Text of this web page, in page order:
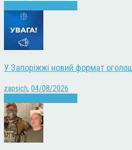
У Запоріжжі новий формат
zapsich, 04/08/2026